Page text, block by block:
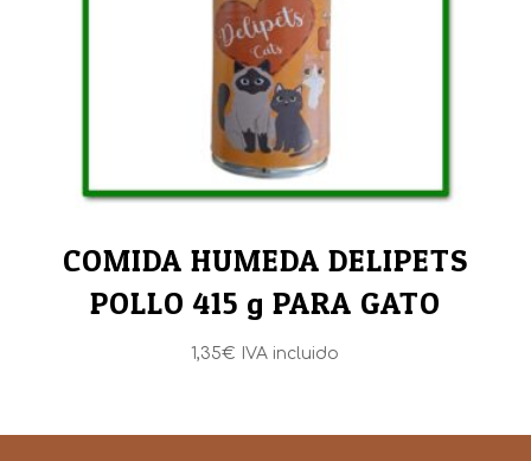
COMIDA HUMEDA DELIPETS
POLLO 415 g PARA GATO
1,35€ IVA incluido